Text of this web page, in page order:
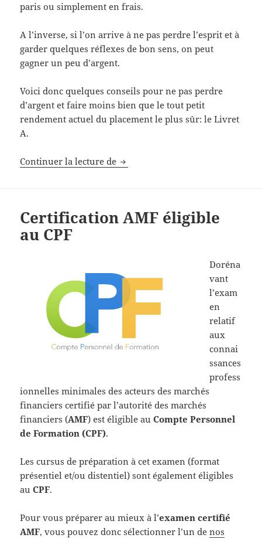
paris ou simplement en frais.
A l’inverse, si l’on arrive à ne pas perdre l’esprit et à
garder quelques réflexes de bon sens, on peut
gagner un peu d’argent.
Voici donc quelques conseils pour ne pas perdre
d’argent et faire moins bien que le tout petit
rendement actuel du placement le plus sûr: le Livret
A.
Continuer la lecture de Comment éviter de perdre de
Certification AMF éligible
au CPF
Doréna
vant
l’exam
en
relatif
aux
connai
ssances
profess
ionnelles minimales des acteurs des marchés
financiers certifié par l’autorité des marchés
financiers (AMF) est éligible auCompte Personnel
de Formation (CPF).
Les cursus de préparation à cet examen (format
présentiel et/ou distentiel) sont également éligibles
auCPF.
Pour vous préparer au mieux à l’examen certifié
AMF, vous pouvez donc sélectionner l’un denos